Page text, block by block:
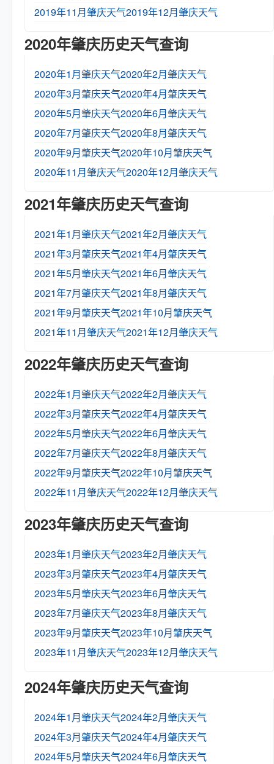
2019年11月肇庆天气2019年12月肇庆天气
2020年肇庆历史天气查询
2020年1月肇庆天气2020年2月肇庆天气
2020年3月肇庆天气2020年4月肇庆天气
2020年5月肇庆天气2020年6月肇庆天气
2020年7月肇庆天气2020年8月肇庆天气
2020年9月肇庆天气2020年10月肇庆天气
2020年11月肇庆天气2020年12月肇庆天气
2021年肇庆历史天气查询
2021年1月肇庆天气2021年2月肇庆天气
2021年3月肇庆天气2021年4月肇庆天气
2021年5月肇庆天气2021年6月肇庆天气
2021年7月肇庆天气2021年8月肇庆天气
2021年9月肇庆天气2021年10月肇庆天气
2021年11月肇庆天气2021年12月肇庆天气
2022年肇庆历史天气查询
2022年1月肇庆天气2022年2月肇庆天气
2022年3月肇庆天气2022年4月肇庆天气
2022年5月肇庆天气2022年6月肇庆天气
2022年7月肇庆天气2022年8月肇庆天气
2022年9月肇庆天气2022年10月肇庆天气
2022年11月肇庆天气2022年12月肇庆天气
2023年肇庆历史天气查询
2023年1月肇庆天气2023年2月肇庆天气
2023年3月肇庆天气2023年4月肇庆天气
2023年5月肇庆天气2023年6月肇庆天气
2023年7月肇庆天气2023年8月肇庆天气
2023年9月肇庆天气2023年10月肇庆天气
2023年11月肇庆天气2023年12月肇庆天气
2024年肇庆历史天气查询
2024年1月肇庆天气2024年2月肇庆天气
2024年3月肇庆天气2024年4月肇庆天气
2024年5月肇庆天气2024年6月肇庆天气